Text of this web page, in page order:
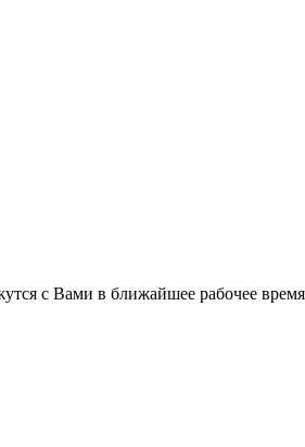
с Вами в ближайшее рабочее